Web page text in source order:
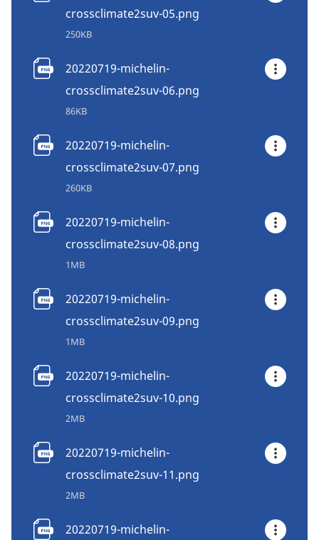
crossclimate2suv-05.png
250KB
20220719-michelin-
crossclimate2suv-06.png
86KB
20220719-michelin-
crossclimate2suv-07.png
260KB
20220719-michelin-
crossclimate2suv-08.png
1MB
20220719-michelin-
crossclimate2suv-09.png
1MB
20220719-michelin-
crossclimate2suv-10.png
2MB
20220719-michelin-
crossclimate2suv-11.png
2MB
20220719-michelin-